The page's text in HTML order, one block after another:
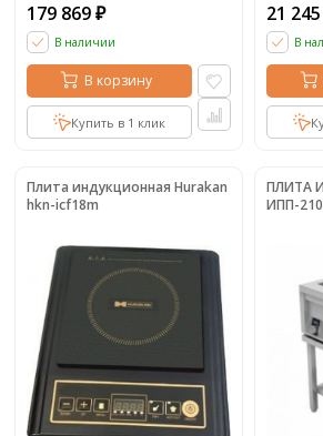
179 869 ₽
В наличии
В корзину
Купить в 1 клик
21 245
В
Плита индукционная Hurakan
hkn-icf18m
ПЛИТА
ИПП-